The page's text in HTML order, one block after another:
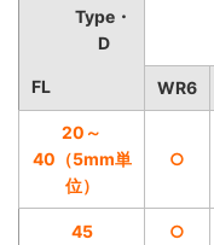
Type・
D
FL WR6
20～
40（5mm単
位）
○
45 ○